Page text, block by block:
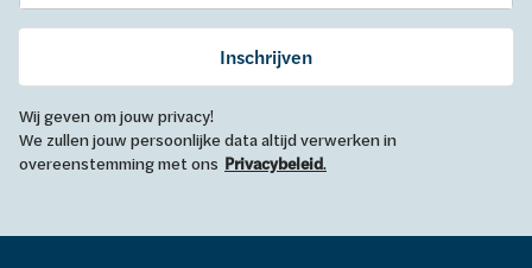
Inschrijven
Wij geven om jouw privacy!
We zullen jouw persoonlijke data altijd verwerken in
overeenstemming met ons Privacybeleid.